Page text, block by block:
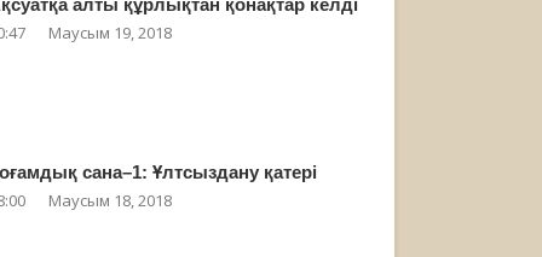
Маусым 19, 2018
сана–1: Ұлтсыздану қатері
Маусым 18, 2018